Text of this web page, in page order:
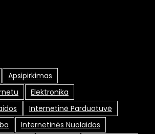
Apsipirkimas
Elektronika
Internetinė Parduotuvė
Internetinės Nuolaidos